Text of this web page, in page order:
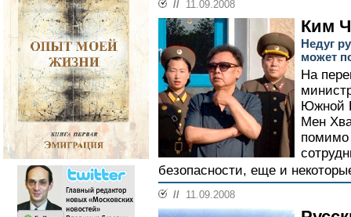
// 11.09.2008
Ким
Недуг
может
На
Южной
Мен
помимо
безопасности, еще и
// 11.09.2008